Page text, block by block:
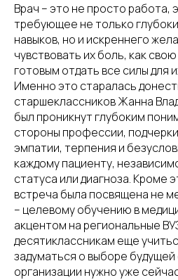
Врач – это не просто работа,
требующее не только
навыков, но и искреннего
чувствовать их боль, как
готовым отдать все силы для
Именно это старалась
старшеклассников Жанна
был проникнут глубоким
стороны профессии,
эмпатии, терпения и
каждому пациенту,
статуса или диагноза. Кроме
встреча была посвящена не
– целевому обучению в
акцентом на региональные
десятиклассникам еще
задуматься о выборе
организации нужно уже